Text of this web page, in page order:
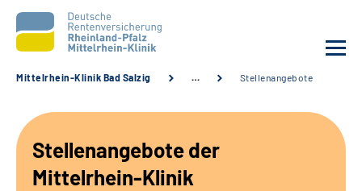
Unsere Angebote
Mittelrhein-Klinik Bad Salzig … Stellenangebote
Stellenangebote der
Mittelrhein-Klinik